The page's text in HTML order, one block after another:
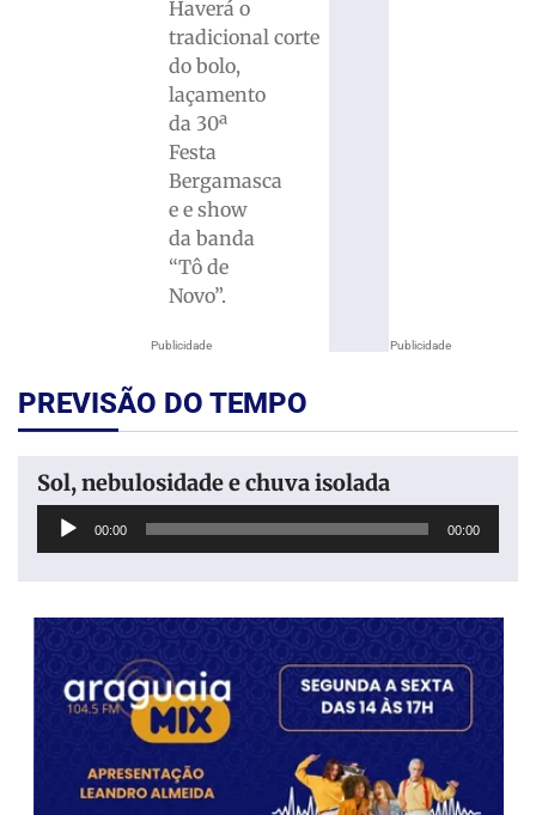
Publicidade
Haverá o
tradicional corte
do bolo,
laçamento
da 30ª
Festa
Bergamasca
e e show
da banda
“Tô de
Novo”.
Publicidade
PREVISÃO DO TEMPO
Sol, nebulosidade e chuva isolada
Tocador
00:00 00:00